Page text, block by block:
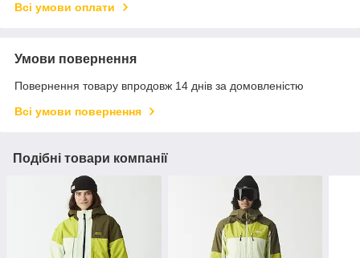
Всі умови оплати
Умови повернення
Повернення товару впродовж 14 днів за домовленістю
Всі умови повернення
Подібні товари компанії